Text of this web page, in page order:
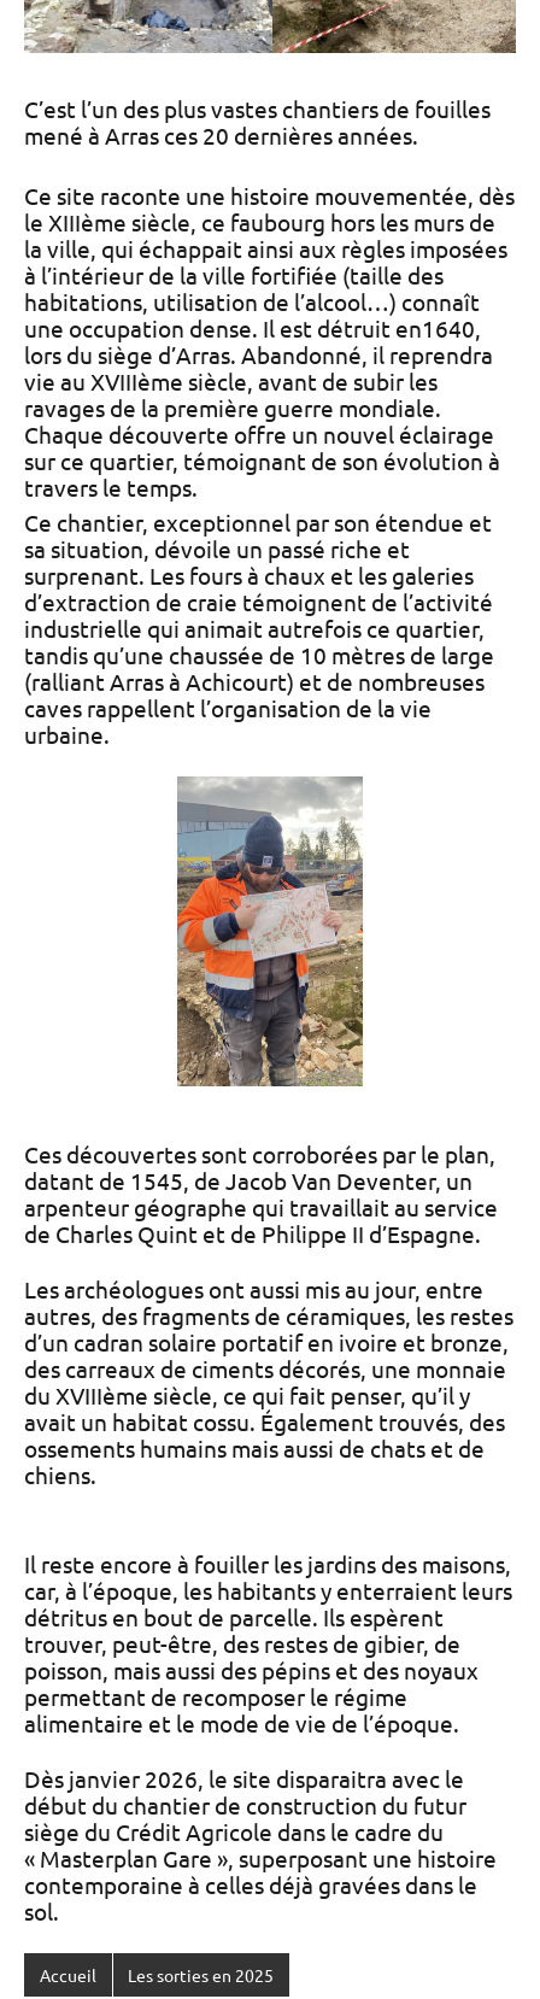
C’est l’un des plus vastes chantiers de fouilles
mené à Arras ces 20 dernières années.
Ce site raconte une histoire mouvementée, dès
le XIIIème siècle, ce faubourg hors les murs de
la ville, qui échappait ainsi aux règles imposées
à l’intérieur de la ville fortifiée (taille des
habitations, utilisation de l’alcool…) connaît
une occupation dense. Il est détruit en1640,
lors du siège d’Arras. Abandonné, il reprendra
vie au XVIIIème siècle, avant de subir les
ravages de la première guerre mondiale.
Chaque découverte offre un nouvel éclairage
sur ce quartier, témoignant de son évolution à
travers le temps.
Ce chantier, exceptionnel par son étendue et
sa situation, dévoile un passé riche et
surprenant. Les fours à chaux et les galeries
d’extraction de craie témoignent de l’activité
industrielle qui animait autrefois ce quartier,
tandis qu’une chaussée de 10 mètres de large
(ralliant Arras à Achicourt) et de nombreuses
caves rappellent l’organisation de la vie
urbaine.
Ces découvertes sont corroborées par le plan,
datant de 1545, de Jacob Van Deventer, un
arpenteur géographe qui travaillait au service
de Charles Quint et de Philippe II d’Espagne.
Les archéologues ont aussi mis au jour, entre
autres, des fragments de céramiques, les restes
d’un cadran solaire portatif en ivoire et bronze,
des carreaux de ciments décorés, une monnaie
du XVIIIème siècle, ce qui fait penser, qu’il y
avait un habitat cossu. Également trouvés, des
ossements humains mais aussi de chats et de
chiens.
Il reste encore à fouiller les jardins des maisons,
car, à l’époque, les habitants y enterraient leurs
détritus en bout de parcelle. Ils espèrent
trouver, peut-être, des restes de gibier, de
poisson, mais aussi des pépins et des noyaux
permettant de recomposer le régime
alimentaire et le mode de vie de l’époque.
Dès janvier 2026, le site disparaitra avec le
début du chantier de construction du futur
siège du Crédit Agricole dans le cadre du
« Masterplan Gare », superposant une histoire
contemporaine à celles déjà gravées dans le
sol.
Accueil Les sorties en 2025